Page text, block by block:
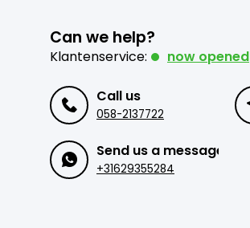
Can we help?
Klantenservice: now opened
Call us
058-2137722
Send us a message
+31629355284